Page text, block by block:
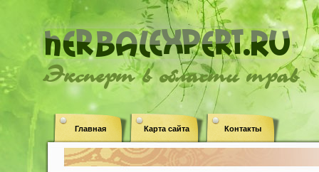
Эксперт в области трав
Главная Карта сайта Контакты